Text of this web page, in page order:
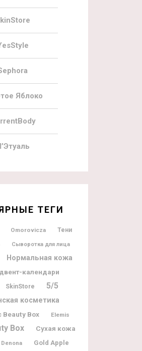
Яблоко
ТЕГИ
Omorovicza Тени
Сыворотка для лица
Нормальная кожа
календари
SkinStore 5/5
косметика
Box
Elemis
Box
Сухая кожа
Denona Gold Apple